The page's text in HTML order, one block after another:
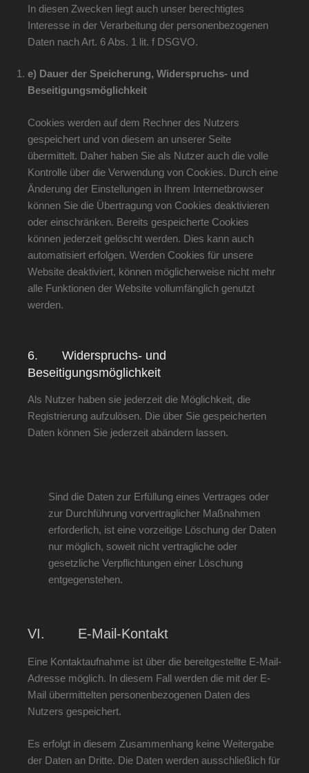
In diesen Zwecken liegt auch unser berechtigtes
Interesse in der Verarbeitung der personenbezogenen
Daten nach Art. 6 Abs. 1 lit. f DSGVO.
e) Dauer der Speicherung, Widerspruchs- und
Beseitigungsmöglichkeit
Cookies werden auf dem Rechner des Nutzers
gespeichert und von diesem an unserer Seite
übermittelt. Daher haben Sie als Nutzer auch die volle
Kontrolle über die Verwendung von Cookies. Durch eine
Änderung der Einstellungen in Ihrem Internetbrowser
können Sie die Übertragung von Cookies deaktivieren
oder einschränken. Bereits gespeicherte Cookies
können jederzeit gelöscht werden. Dies kann auch
automatisiert erfolgen. Werden Cookies für unsere
Website deaktiviert, können möglicherweise nicht mehr
alle Funktionen der Website vollumfänglich genutzt
werden.
6. Widerspruchs- und
Beseitigungsmöglichkeit
Als Nutzer haben sie jederzeit die Möglichkeit, die
Registrierung aufzulösen. Die über Sie gespeicherten
Daten können Sie jederzeit abändern lassen.
Sind die Daten zur Erfüllung eines Vertrages oder
zur Durchführung vorvertraglicher Maßnahmen
erforderlich, ist eine vorzeitige Löschung der Daten
nur möglich, soweit nicht vertragliche oder
gesetzliche Verpflichtungen einer Löschung
entgegenstehen.
VI. E-Mail-Kontakt
Eine Kontaktaufnahme ist über die bereitgestellte E-Mail-
Adresse möglich. In diesem Fall werden die mit der E-
Mail übermittelten personenbezogenen Daten des
Nutzers gespeichert.
Es erfolgt in diesem Zusammenhang keine Weitergabe
der Daten an Dritte. Die Daten werden ausschließlich für